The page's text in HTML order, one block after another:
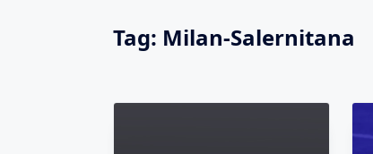
Tag: Milan-Salernitana